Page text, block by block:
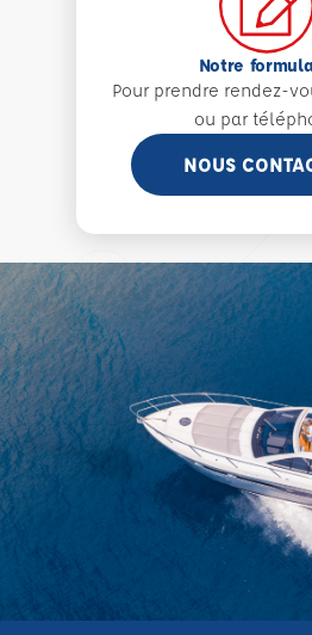
Notre
Pour prendre rendez-
ou par
NOUS